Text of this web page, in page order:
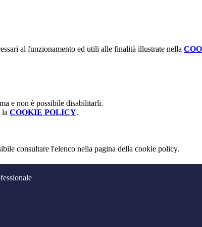
al funzionamento ed utili alle finalità illustrate nella
e non è possibile disabilitarli.
la COOKIE POLICY.
consultare l'elenco nella pagina della cookie policy.